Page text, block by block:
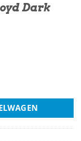
Dark
Moon aantal